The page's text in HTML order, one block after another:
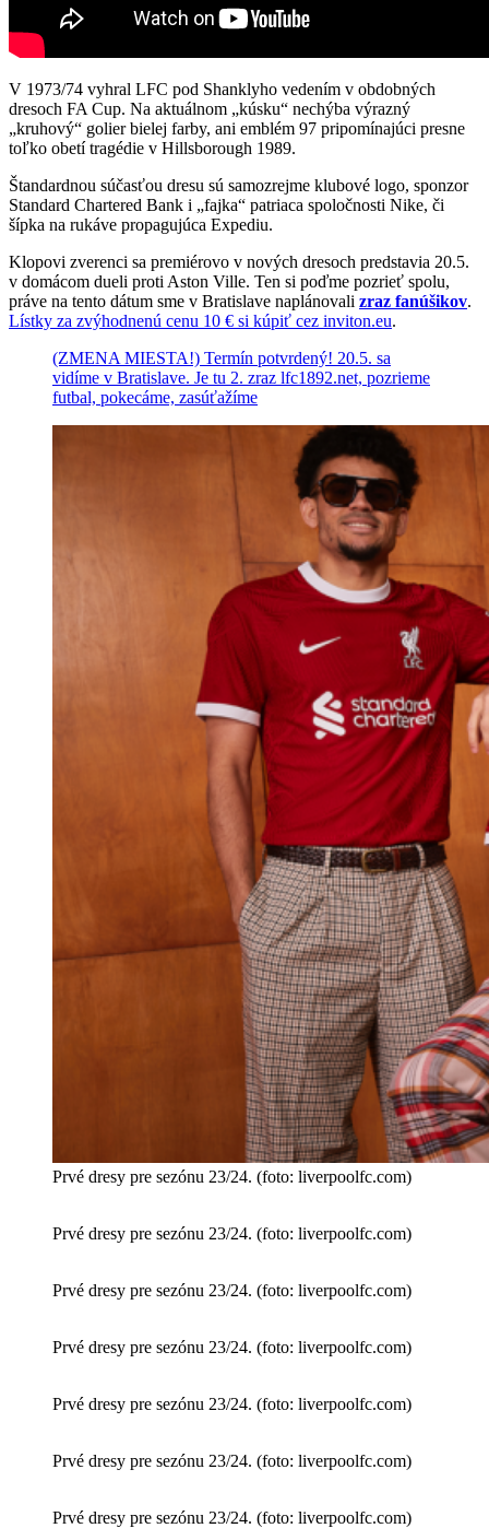
V 1973/74 vyhral LFC pod Shanklyho vedením v obdobných
dresoch FA Cup. Na aktuálnom „kúsku“ nechýba výrazný
„kruhový“ golier bielej farby, ani emblém 97 pripomínajúci presne
toľko obetí tragédie v Hillsborough 1989.
Štandardnou súčasťou dresu sú samozrejme klubové logo, sponzor
Standard Chartered Bank i „fajka“ patriaca spoločnosti Nike, či
šípka na rukáve propagujúca Expediu.
Klopovi zverenci sa premiérovo v nových dresoch predstavia 20.5.
v domácom dueli proti Aston Ville. Ten si poďme pozrieť spolu,
práve na tento dátum sme v Bratislave naplánovali zraz fanúšikov.
Lístky za zvýhodnenú cenu 10 € si kúpiť cez inviton.eu.
(ZMENA MIESTA!) Termín potvrdený! 20.5. sa
vidíme v Bratislave. Je tu 2. zraz lfc1892.net, pozrieme
futbal, pokecáme, zasúťažíme
Prvé dresy pre sezónu 23/24. (foto: liverpoolfc.com)
Prvé dresy pre sezónu 23/24. (foto: liverpoolfc.com)
Prvé dresy pre sezónu 23/24. (foto: liverpoolfc.com)
Prvé dresy pre sezónu 23/24. (foto: liverpoolfc.com)
Prvé dresy pre sezónu 23/24. (foto: liverpoolfc.com)
Prvé dresy pre sezónu 23/24. (foto: liverpoolfc.com)
Prvé dresy pre sezónu 23/24. (foto: liverpoolfc.com)